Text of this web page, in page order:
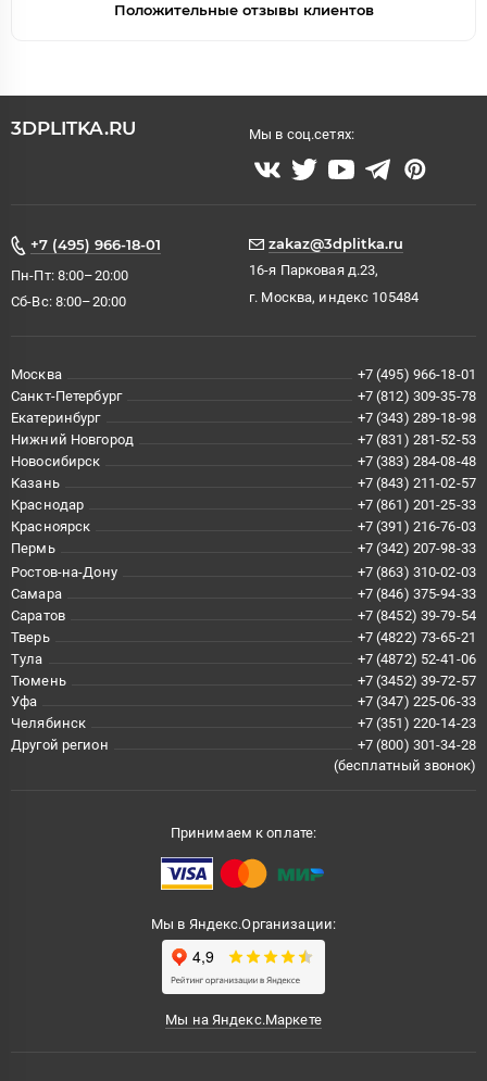
Положительные отзывы клиентов
3DPLITKA.RU Мы в соц.сетях:
+7 (495) 966-18-01
Пн-Пт: 8:00–20:00
Сб-Вс: 8:00–20:00
zakaz@3dplitka.ru
16-я Парковая д.23,
г. Москва, индекс 105484
Москва
+7 (495) 966-18-01
Санкт-Петербург
+7 (812) 309-35-78
Екатеринбург
+7 (343) 289-18-98
Нижний Новгород
+7 (831) 281-52-53
Новосибирск
+7 (383) 284-08-48
Казань
+7 (843) 211-02-57
Краснодар
+7 (861) 201-25-33
Красноярск
+7 (391) 216-76-03
Пермь
+7 (342) 207-98-33
Ростов-на-Дону
+7 (863) 310-02-03
Самара
+7 (846) 375-94-33
Саратов
+7 (8452) 39-79-54
Тверь
+7 (4822) 73-65-21
Тула
+7 (4872) 52-41-06
Тюмень
+7 (3452) 39-72-57
Уфа
+7 (347) 225-06-33
Челябинск
+7 (351) 220-14-23
Другой регион
+7 (800) 301-34-28
(бесплатный звонок)
Принимаем к оплате:
Мы в Яндекс.Организации:
Мы на Яндекс.Маркете